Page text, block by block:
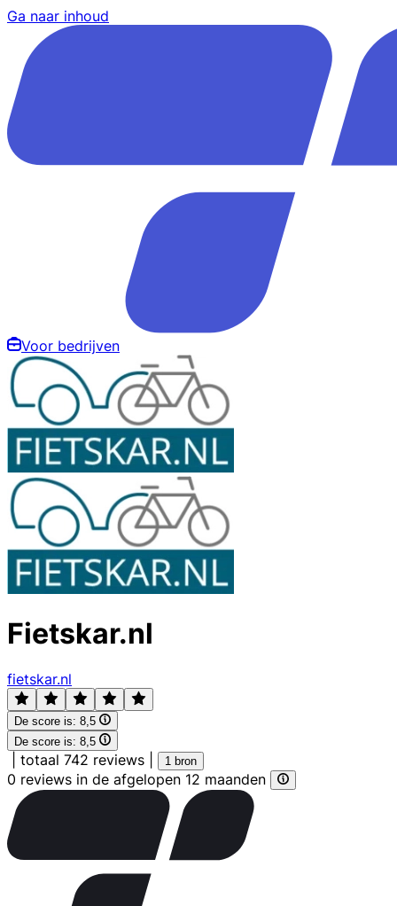
Ga naar inhoud
Voor bedrijven
Fietskar.nl
fietskar.nl
De score is: 8,5
De score is: 8,5
totaal 742 reviews 1 bron
0 reviews in de afgelopen 12 maanden